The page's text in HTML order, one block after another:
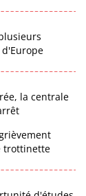
la centrale
trottinette